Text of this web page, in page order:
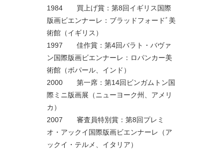
1984 買上げ賞：第8回イギリス国際
版画ビエンナーレ：ブラッドフォードﾞ美
術館（イギリス）
1997 佳作賞：第4回バラト・バヴァ
ン国際版画ビエンナーレ：ロパンカー美
術館（ボパール、インド）
2000 第一席：第14回ビンガムトン国
際ミニ版画展（ニューヨーク州、アメリ
カ）
2007 審査員特別賞：第8回プレミ
オ・アックイ国際版画ビエンナーレ（ア
ックイ・テルメ、イタリア）